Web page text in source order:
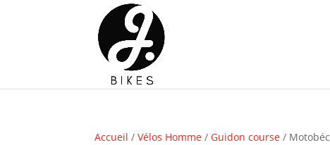
Accueil /Vélos Homme / Guidon course /